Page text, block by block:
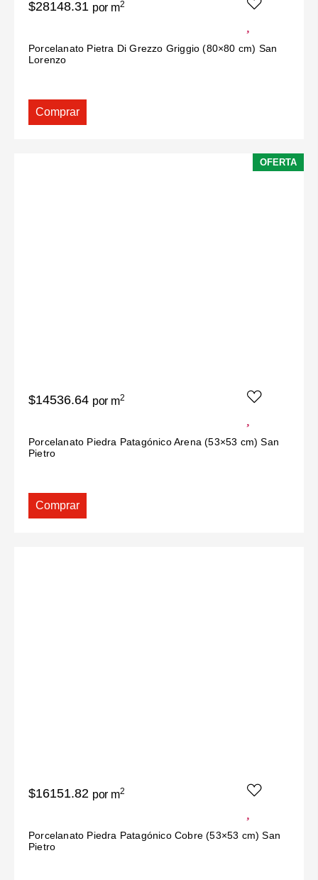
$28148.31 por m2
Porcelanato Pietra Di Grezzo Griggio (80×80 cm) San
Lorenzo
Comprar
OFERTA
$14536.64 por m2
Porcelanato Piedra Patagónico Arena (53×53 cm) San
Pietro
Comprar
$16151.82 por m2
Porcelanato Piedra Patagónico Cobre (53×53 cm) San
Pietro